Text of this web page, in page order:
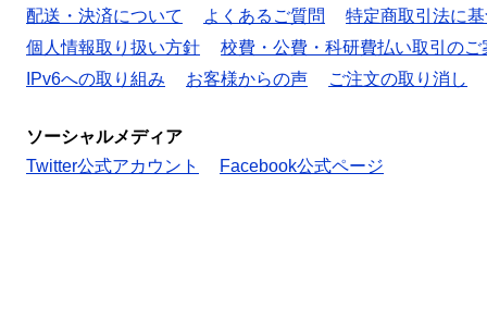
配送・決済について
よくあるご質問
特定商取引法に
個人情報取り扱い方針
校費・公費・科研費払い取引のご
IPv6への取り組み
お客様からの声 ご注文の取り消し
ソーシャルメディア
Twitter公式アカウント
Facebook公式ページ